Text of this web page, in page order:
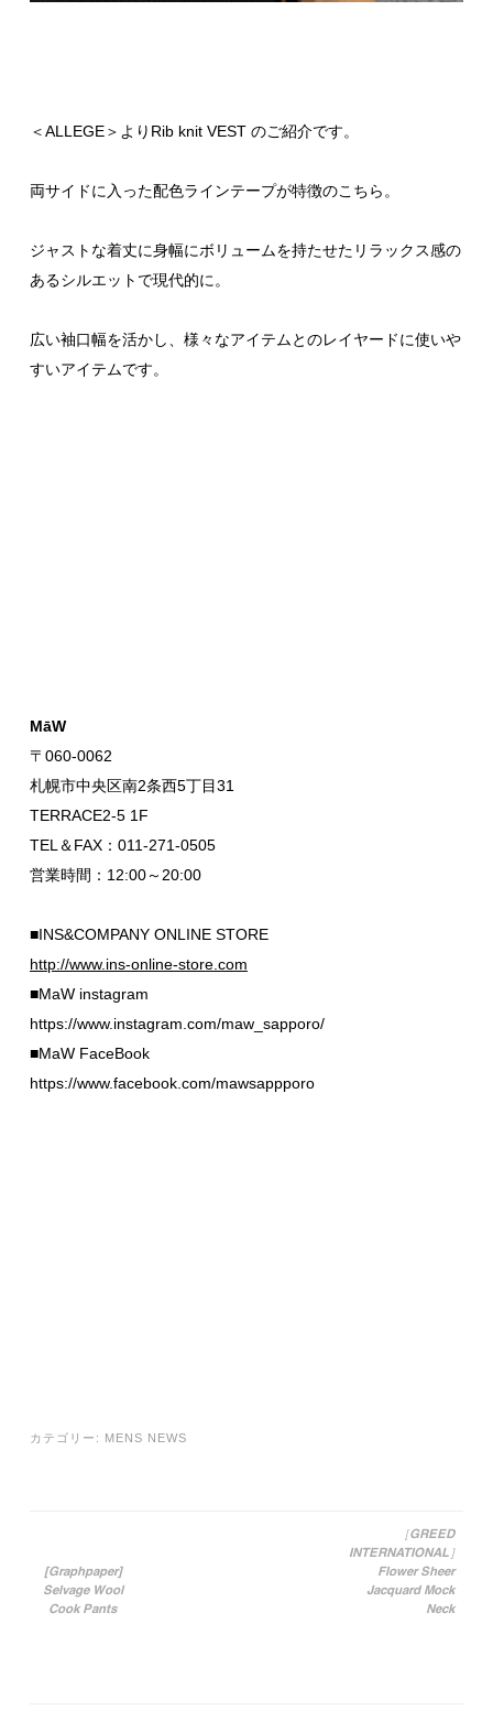
＜ALLEGE＞よりRib knit VEST のご紹介です。
両サイドに入った配色ラインテープが特徴のこちら。
ジャストな着丈に身幅にボリュームを持たせたリラックス感の
あるシルエットで現代的に。
広い袖口幅を活かし、様々なアイテムとのレイヤードに使いや
すいアイテムです。
MāW
〒060-0062
札幌市中央区南2条西5丁目31
TERRACE2-5 1F
TEL＆FAX：011-271-0505
営業時間：12:00～20:00
■INS&COMPANY ONLINE STORE
http://www.ins-online-store.com
■MaW instagram
https://www.instagram.com/maw_sapporo/
■MaW FaceBook
https://www.facebook.com/mawsappporo
カテゴリー: MENS NEWS
投稿ナビゲーション
[Graphpaper]
Selvage Wool
Cook Pants
［GREED
INTERNATIONAL］
Flower Sheer
Jacquard Mock
Neck